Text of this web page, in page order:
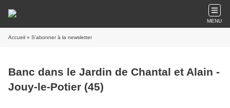
MENU
Accueil » S'abonner à la newsletter
Banc dans le Jardin de Chantal et Alain -
Jouy-le-Potier (45)